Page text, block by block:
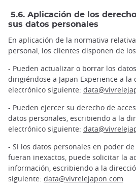
5.6. Aplicación de los
sus datos personales
En aplicación de la normativa
personal, los clientes disponen de
- Pueden actualizar o borrar los
dirigiéndose a Japan Experience a
electrónico siguiente:
- Pueden ejercer su derecho de
datos personales, escribiendo a la
electrónico siguiente:
- Si los datos personales en poder de
fueran inexactos, puede solicitar la
información, escribiendo a la
siguiente: data@vivrelejapon.com